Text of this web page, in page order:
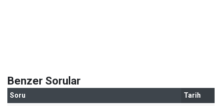
Benzer Sorular
Soru Tarih